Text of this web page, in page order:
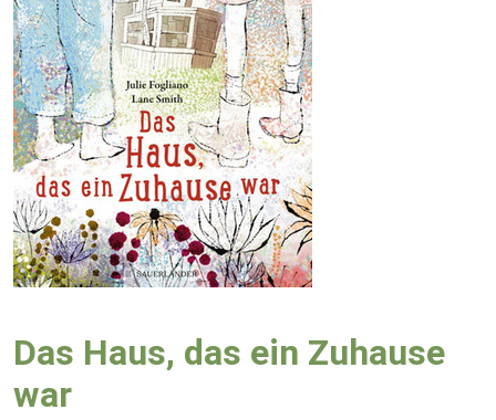
Das Haus, das ein Zuhause
war